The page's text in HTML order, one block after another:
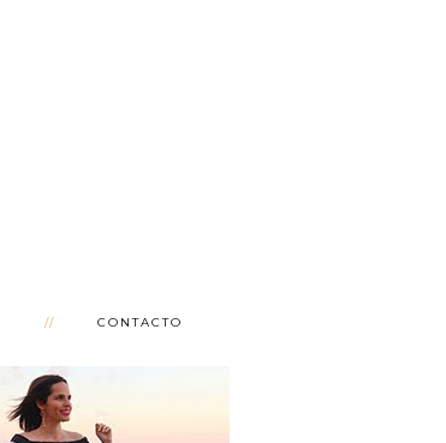
CONTACTO